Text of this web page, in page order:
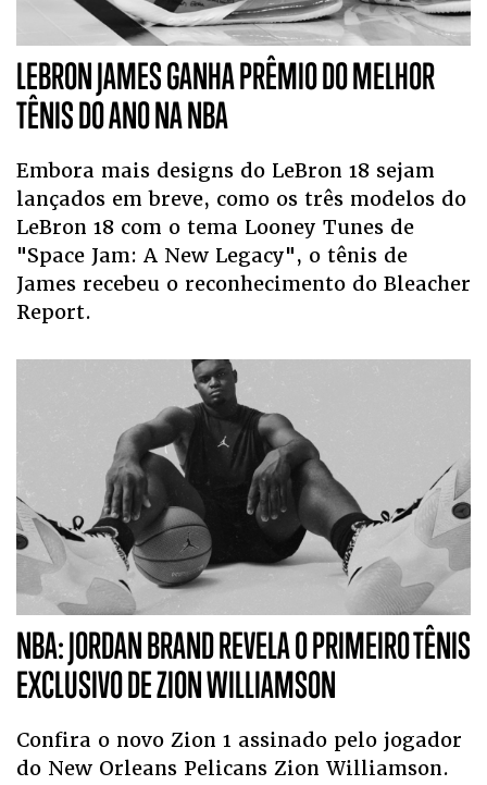
LEBRON JAMES GANHA PRÊMIO DO MELHOR
TÊNIS DO ANO NA NBA
Embora mais designs do LeBron 18 sejam
lançados em breve, como os três modelos do
LeBron 18 com o tema Looney Tunes de
"Space Jam: A New Legacy", o tênis de
James recebeu o reconhecimento do Bleacher
Report.
NBA: JORDAN BRAND REVELA O PRIMEIRO TÊNIS
EXCLUSIVO DE ZION WILLIAMSON
Confira o novo Zion 1 assinado pelo jogador
do New Orleans Pelicans Zion Williamson.